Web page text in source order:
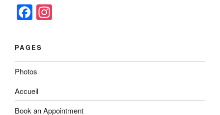
F
a
c
e
b
o
o
gr
a
PAGES
Photos
Accueil
Book an Appointment